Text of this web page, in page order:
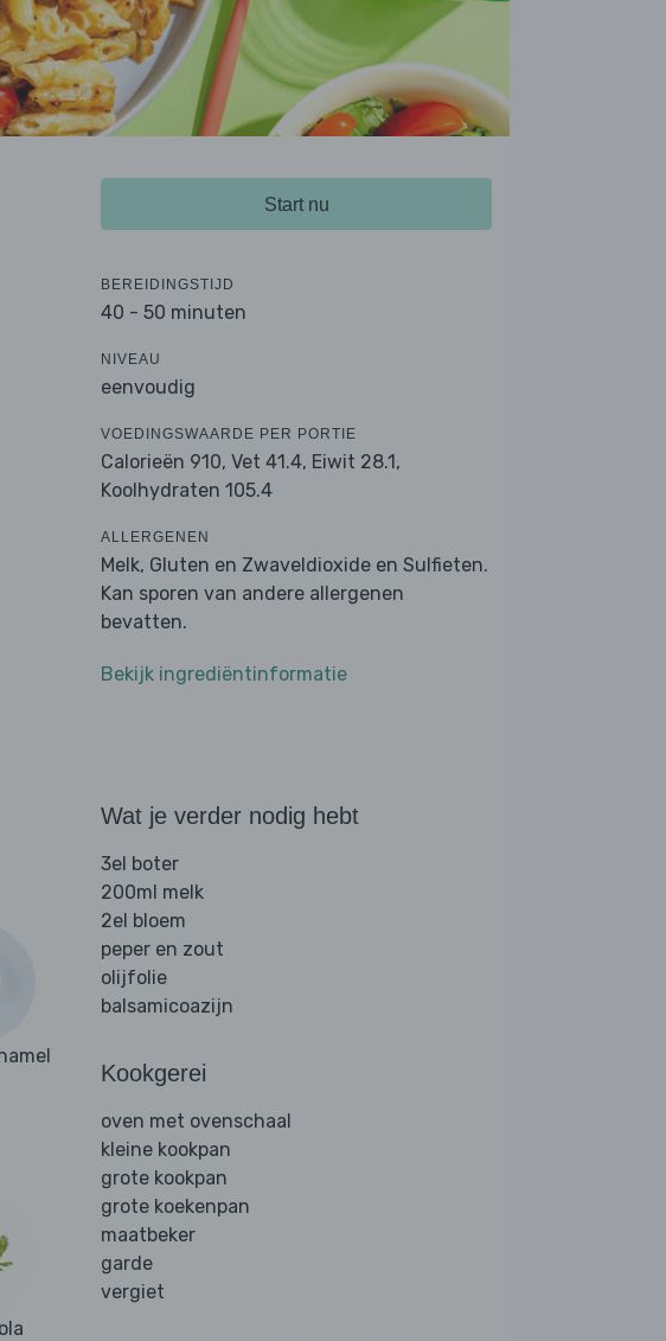
Start nu
BEREIDINGSTIJD
40 - 50 minuten
NIVEAU
eenvoudig
VOEDINGSWAARDE PER PORTIE
Calorieën 910, Vet 41.4, Eiwit 28.1,
Koolhydraten 105.4
ALLERGENEN
Melk, Gluten en Zwaveldioxide en Sulfieten.
Kan sporen van andere allergenen
bevatten.
Bekijk ingrediëntinformatie
Wat je verder nodig hebt
3el boter
200ml melk
2el bloem
peper en zout
olijfolie
balsamicoazijn
Kookgerei
oven met ovenschaal
kleine kookpan
grote kookpan
grote koekenpan
maatbeker
garde
vergiet